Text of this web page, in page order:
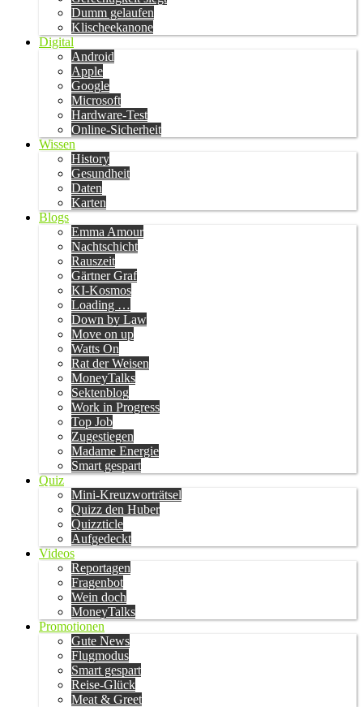
Dumm gelaufen
Klischeekanone
Digital
Android
Apple
Google
Microsoft
Hardware-Test
Online-Sicherheit
Wissen
History
Gesundheit
Daten
Karten
Blogs
Emma Amour
Nachtschicht
Rauszeit
Gärtner Graf
KI-Kosmos
Loading …
Down by Law
Move on up
Watts On
Rat der Weisen
MoneyTalks
Sektenblog
Work in Progress
Top Job
Zugestiegen
Madame Energie
Smart gespart
Quiz
Mini-Kreuzworträtsel
Quizz den Huber
Quizzticle
Aufgedeckt
Videos
Reportagen
Fragenbot
Wein doch
MoneyTalks
Promotionen
Gute News
Flugmodus
Smart gespart
Reise-Glück
Meat & Greet